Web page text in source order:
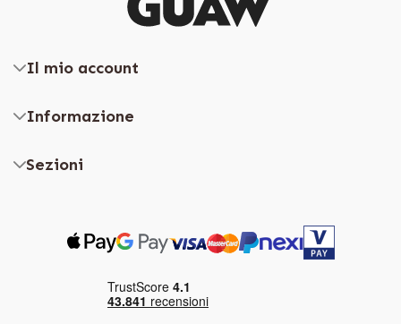
Il mio account
Informazione
Sezioni